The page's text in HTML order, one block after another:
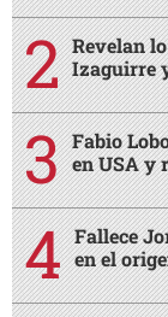
Revelan
Izaguirre
Fabio
en USA y
Fallece
en el